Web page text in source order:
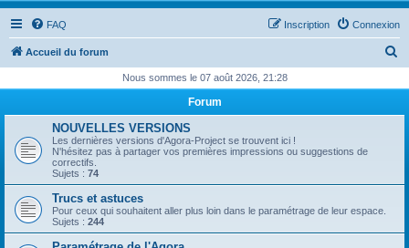
FAQ Connexion
Inscription
Accueil du forum
h
c
Nous sommes le 07 août 2026, 21:28
Forum
NOUVELLES VERSIONS
Les dernières versions d'Agora-Project se trouvent ici !
N'hésitez pas à partager vos premières impressions ou suggestions de
correctifs.
Sujets : 74
Trucs et astuces
Pour ceux qui souhaitent aller plus loin dans le paramétrage de leur espace.
Sujets : 244